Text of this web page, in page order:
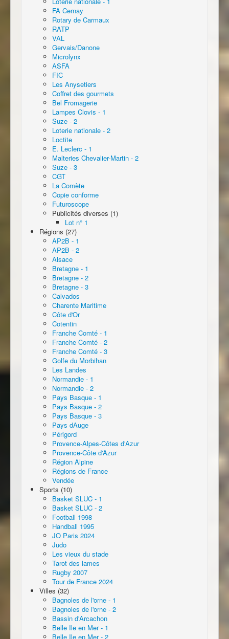
FA Cernay
Rotary de Carmaux
RATP
VAL
Gervais/Danone
Microlynx
ASFA
FIC
Les Anysetiers
Coffret des gourmets
Bel Fromagerie
Lampes Clovis - 1
Suze - 2
Loterie nationale - 2
Loctite
E. Leclerc - 1
Malteries Chevalier-Martin - 2
Suze - 3
CGT
La Comète
Copie conforme
Futuroscope
Publicités diverses (1)
Lot n° 1
Régions (27)
AP2B - 1
AP2B - 2
Alsace
Bretagne - 1
Bretagne - 2
Bretagne - 3
Calvados
Charente Maritime
Côte d'Or
Cotentin
Franche Comté - 1
Franche Comté - 2
Franche Comté - 3
Golfe du Morbihan
Les Landes
Normandie - 1
Normandie - 2
Pays Basque - 1
Pays Basque - 2
Pays Basque - 3
Pays dAuge
Périgord
Provence-Alpes-Côtes d'Azur
Provence-Côte d'Azur
Région Alpine
Régions de France
Vendée
Sports (10)
Basket SLUC - 1
Basket SLUC - 2
Football 1998
Handball 1995
JO Paris 2024
Judo
Les vieux du stade
Tarot des lames
Rugby 2007
Tour de France 2024
Villes (32)
Bagnoles de l'orne - 1
Bagnoles de l'orne - 2
Bassin d'Arcachon
Belle Ile en Mer - 1
Belle Ile en Mer - 2